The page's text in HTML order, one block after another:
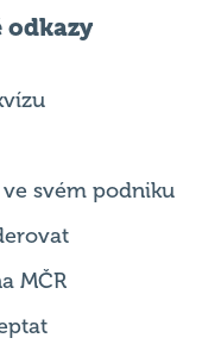
odkazy
svém podniku
MČR